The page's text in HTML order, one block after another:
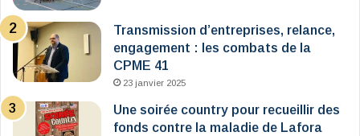
Transmission d’entreprises, relance,
engagement : les combats de la
CPME 41
23 janvier 2025
Une soirée country pour recueillir des
fonds contre la maladie de Lafora